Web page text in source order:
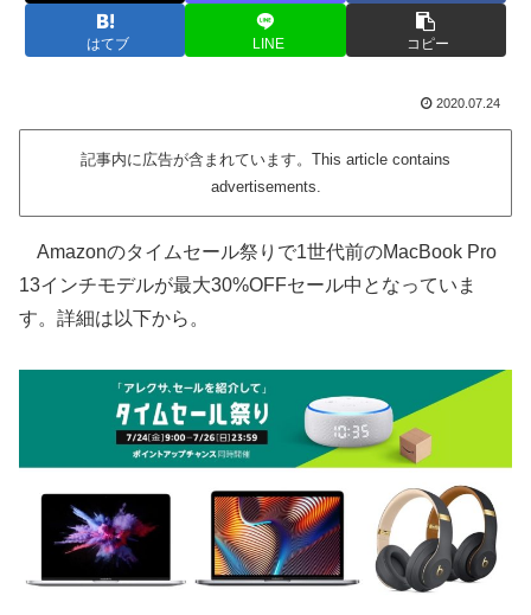
はてブ LINE コピー
2020.07.24
記事内に広告が含まれています。This article contains
advertisements.
Amazonのタイムセール祭りで1世代前のMacBook Pro
13インチモデルが最大30%OFFセール中となっていま
す。詳細は以下から。